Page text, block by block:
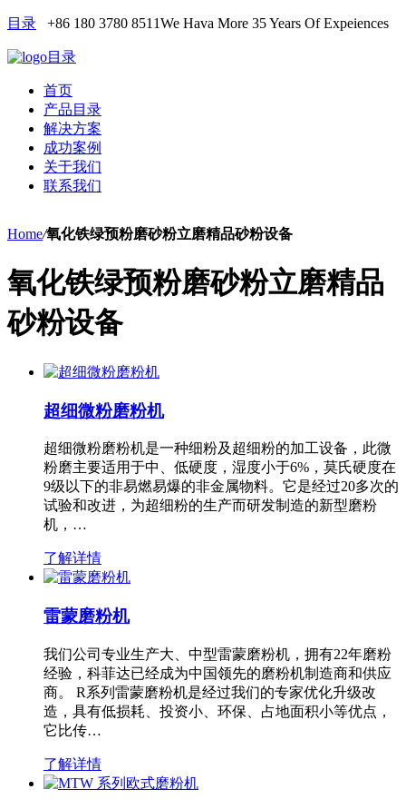
目录 +86 180 3780 8511We Hava More 35 Years Of Expeiences
目录
首页
产品目录
解决方案
成功案例
关于我们
联系我们
Home/氧化铁绿预粉磨砂粉立磨精品砂粉设备
氧化铁绿预粉磨砂粉立磨精品
砂粉设备
超细微粉磨粉机
超细微粉磨粉机是一种细粉及超细粉的加工设备，此微
粉磨主要适用于中、低硬度，湿度小于6%，莫氏硬度在
9级以下的非易燃易爆的非金属物料。它是经过20多次的
试验和改进，为超细粉的生产而研发制造的新型磨粉
机，…
了解详情
雷蒙磨粉机
我们公司专业生产大、中型雷蒙磨粉机，拥有22年磨粉
经验，科菲达已经成为中国领先的磨粉机制造商和供应
商。 R系列雷蒙磨粉机是经过我们的专家优化升级改
造，具有低损耗、投资小、环保、占地面积小等优点，
它比传…
了解详情